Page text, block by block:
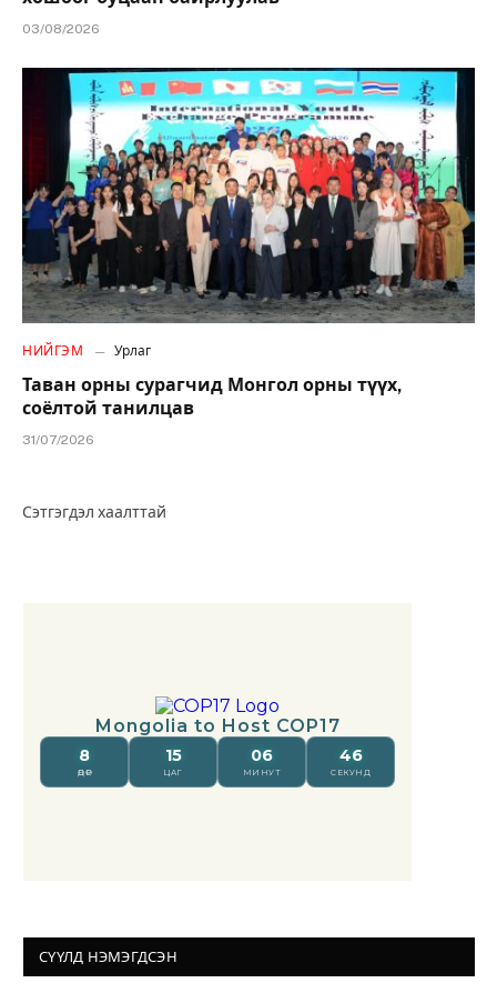
03/08/2026
НИЙГЭМ Урлаг
Таван орны сурагчид Монгол орны түүх,
соёлтой танилцав
31/07/2026
Сэтгэгдэл хаалттай
СҮҮЛД НЭМЭГДСЭН